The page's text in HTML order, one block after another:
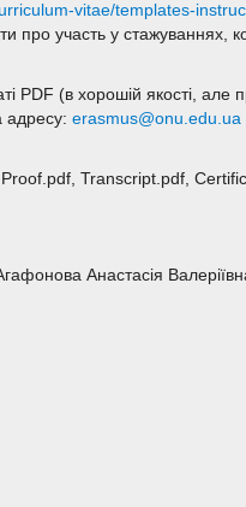
vitae/templates-
про участь у стажуваннях,
PDF (в хорошій якості, але
адресу:erasmus@onu.edu.ua
Transcript.pdf,
Анастасія